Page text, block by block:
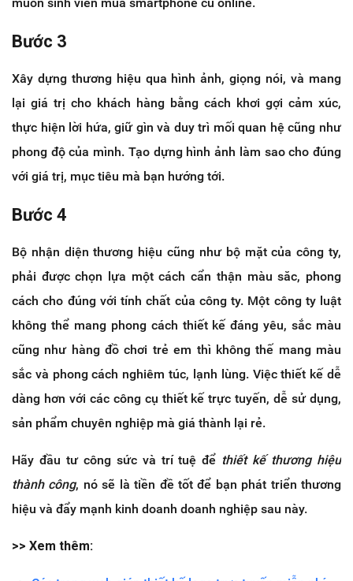
Bước 3
Xây dựng thương hiệu qua hình ảnh, giọng nói, và mang
lại giá trị cho khách hàng bằng cách khơi gợi cảm xúc,
thực hiện lời hứa, giữ gìn và duy trì mối quan hệ cũng như
phong độ của mình. Tạo dựng hình ảnh làm sao cho đúng
với giá trị, mục tiêu mà bạn hướng tới.
Bước 4
Bộ nhận diện thương hiệu cũng như bộ mặt của công ty,
phải được chọn lựa một cách cẩn thận màu săc, phong
cách cho đúng với tính chất của công ty. Một công ty luật
không thể mang phong cách thiết kế đáng yêu, sắc màu
cũng như hàng đồ chơi trẻ em thì không thế mang màu
sắc và phong cách nghiêm túc, lạnh lùng. Việc thiết kế dễ
dàng hơn với các công cụ thiết kế trực tuyến, dễ sử dụng,
sản phẩm chuyên nghiệp mà giá thành lại rẻ.
Hãy đầu tư công sức và trí tuệ để thiết kế thương hiệu
thành công, nó sẽ là tiền đề tốt để bạn phát triển thương
hiệu và đẩy mạnh kinh doanh doanh nghiệp sau này.
>> Xem thêm: